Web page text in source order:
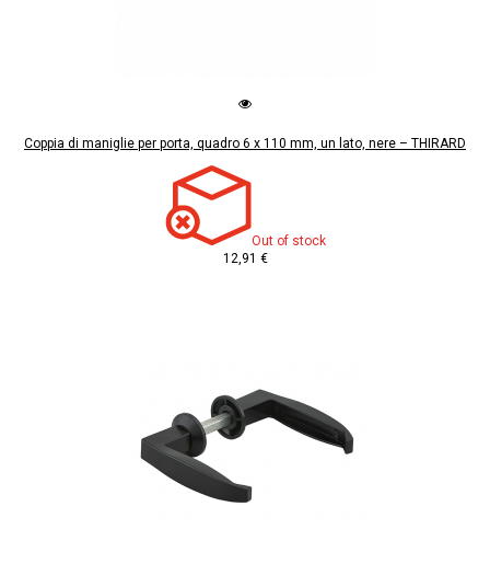
Coppia di maniglie per porta, quadro 6 x 110 mm, un lato, nere – THIRARD
Out of stock
12,91 €